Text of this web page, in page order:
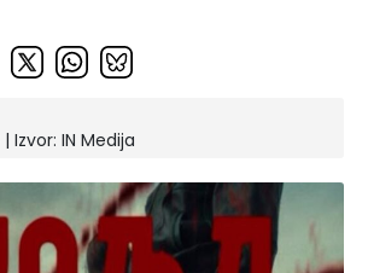
| Izvor: IN Medija